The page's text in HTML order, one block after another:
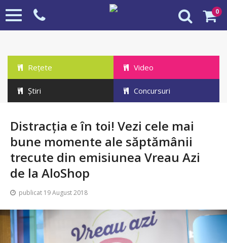
Toggle
navigation
0
Rețete Video
Știri Concursuri
Azi de la AloShop
Distracția e în toi! Vezi cele mai
bune momente ale săptămânii
trecute din emisiunea Vreau Azi
de la AloShop
publicat 19 August 2018